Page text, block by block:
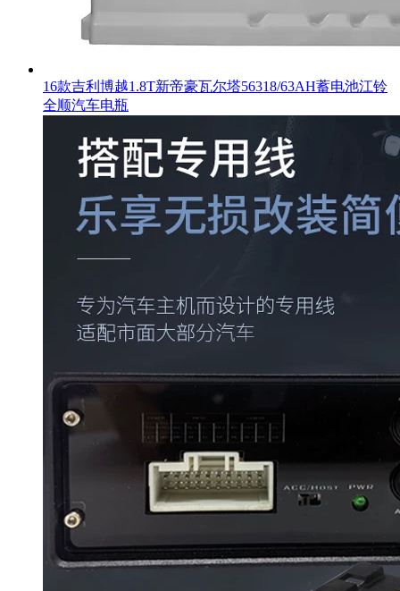
16款吉利博越1.8T新帝豪瓦尔塔56318/63AH蓄电池江铃
全顺汽车电瓶